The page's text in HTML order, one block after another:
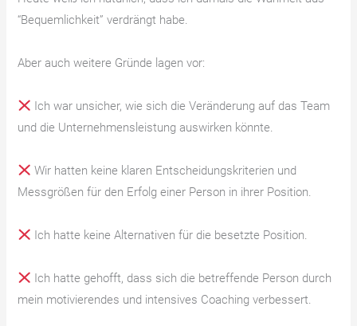
“Bequemlichkeit” verdrängt habe.
Aber auch weitere Gründe lagen vor:
Ich war unsicher, wie sich die Veränderung auf das Team
und die Unternehmensleistung auswirken könnte.
Wir hatten keine klaren Entscheidungskriterien und
Messgrößen für den Erfolg einer Person in ihrer Position.
Ich hatte keine Alternativen für die besetzte Position.
Ich hatte gehofft, dass sich die betreffende Person durch
mein motivierendes und intensives Coaching verbessert.